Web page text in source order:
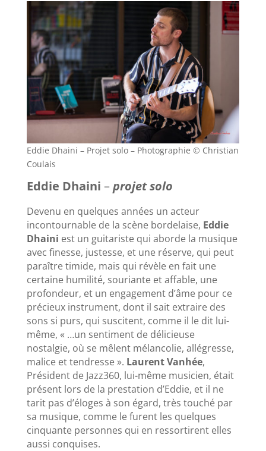
Eddie Dhaini – Projet solo – Photographie © Christian
Coulais
Eddie Dhaini –projet solo
Devenu en quelques années un acteur
incontournable de la scène bordelaise, Eddie
Dhaini est un guitariste qui aborde la musique
avec finesse, justesse, et une réserve, qui peut
paraître timide, mais qui révèle en fait une
certaine humilité, souriante et affable, une
profondeur, et un engagement d’âme pour ce
précieux instrument, dont il sait extraire des
sons si purs, qui suscitent, comme il le dit lui-
même, « …un sentiment de délicieuse
nostalgie, où se mêlent mélancolie, allégresse,
malice et tendresse ». Laurent Vanhée,
Président de Jazz360, lui-même musicien, était
présent lors de la prestation d’Eddie, et il ne
tarit pas d’éloges à son égard, très touché par
sa musique, comme le furent les quelques
cinquante personnes qui en ressortirent elles
aussi conquises.